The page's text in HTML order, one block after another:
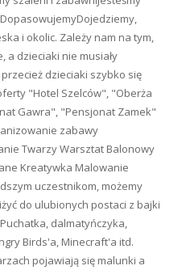
i okolic. Zależy nam na tym,
a dzieciaki nie musiały
dzieciaki szybko się
"Hotel Szelców", "Oberża
Gawra", "Pensjonat Zamek"
zabawy
Twarzy Warsztat Balonowy
Kreatywka Malowanie
uczestnikom, możemy
do ulubionych postaci z bajki
dalmatyńczyka,
Birds'a, Minecraft'a itd.
pojawiają się malunki a